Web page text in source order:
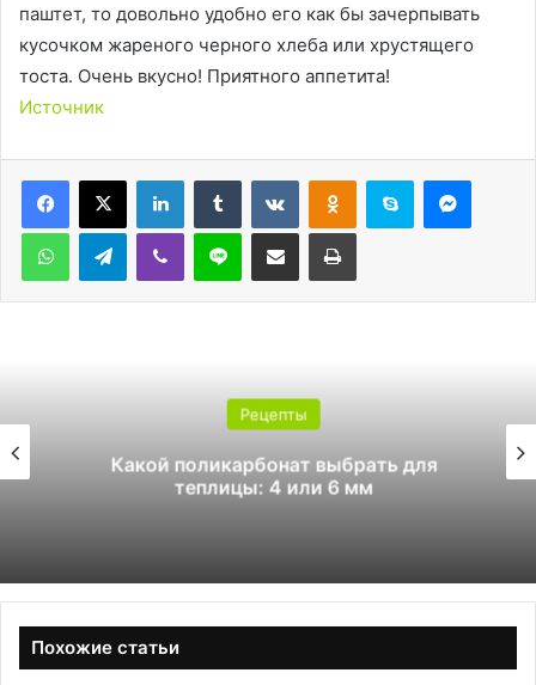
паштет, то довольно удобно его как бы зачерпывать
кусочком жареного черного хлеба или хрустящего
тоста. Очень вкусно! Приятного аппетита!
Источник
LinkedInTumblr ВконтактеОдноклассники
Skype
WhatsAppTelegramViber Line Поделиться через электронную почту Печатать
Рецепты
Какой поликарбонат выбрать для
теплицы: 4 или 6 мм
Похожие статьи